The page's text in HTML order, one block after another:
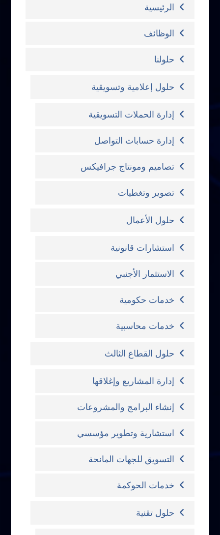
الرئيسية
الوظائف
حلولنا
حلول إعلامية وتسويقية
إدارة الحملات التسويقية
إدارة حسابات التواصل
تصاميم ومونتاج جرافيكس
تصوير وتغطيات
حلول الأعمال
استشارات قانونية
الاستثمار الأجنبي
خدمات حكومية
خدمات محاسبية
حلول القطاع الثالث
إدارة المشاريع وإغلاقها
إنشاء البرامج والمشروعات
استشارية وتطوير مؤسسي
التسويق للجهات المانحة
خدمات الحوكمة
حلول تقنية